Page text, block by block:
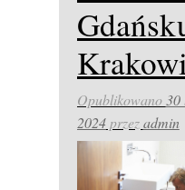
Opublikowano30
2024przezadmin